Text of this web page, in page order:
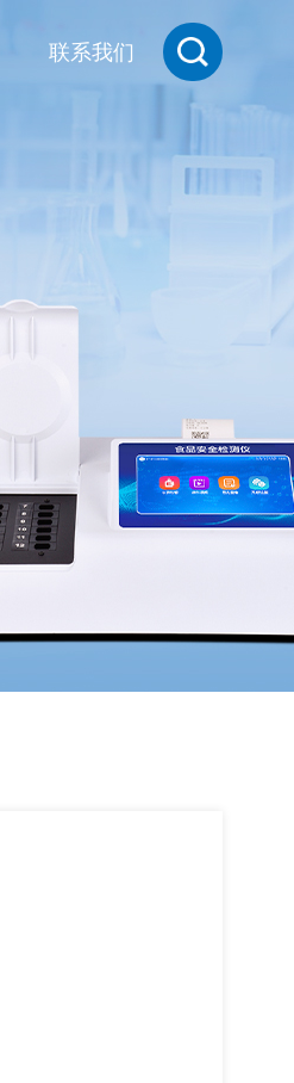
联系我们